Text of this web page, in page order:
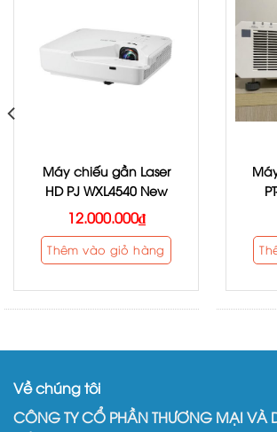
Máy chiếu gần Laser
HD PJ WXL4540 New
12.000.000₫
Thêm vào giỏ hàng
Về chúng tôi
CÔNG TY CỔ PHẦN THƯƠNG MẠI VÀ